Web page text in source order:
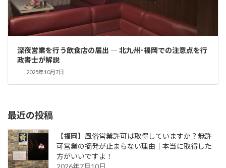
深夜営業を行う飲食店の届出 ― 北九州･福岡での注意点を行
政書士が解説
2025年10月7日
最近の投稿
【福岡】風俗営業許可は取得していますか？無許
可営業の摘発が止まらない理由｜本当に取得した
方がいいですよ！
2026年7月10日